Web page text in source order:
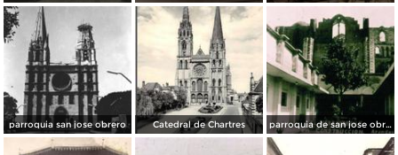
parroquia san jose obrero Catedral de Chartres parroquia de san jose obrero